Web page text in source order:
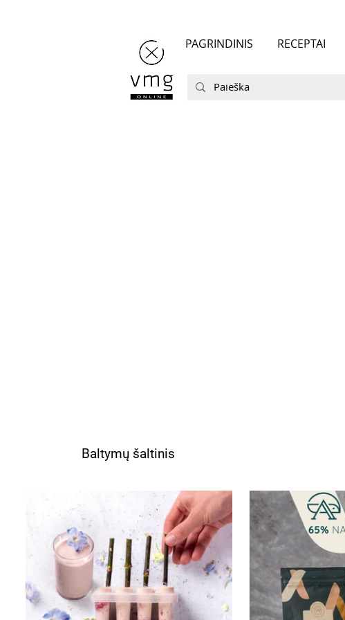
PAGRINDINIS RECEPTAI
Baltymų šaltinis